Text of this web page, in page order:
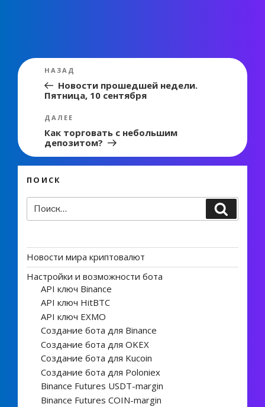
Навигация
записям
Предыдущая
запись:
НАЗАД
Новости прошедшей недели.
Пятница, 10 сентября
Следующая
запись
ДАЛЕЕ
Как торговать с небольшим
депозитом?
ПОИСК
Искать:
Новости мира криптовалют
Настройки и возможности бота
API ключ Binance
API ключ HitBTC
API ключ EXMO
Создание бота для Binance
Создание бота для OKEX
Создание бота для Kucoin
Создание бота для Poloniex
Binance Futures USDT-margin
Binance Futures COIN-margin